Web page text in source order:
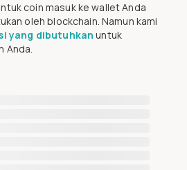
coin masuk ke wallet Anda
oleh blockchain. Namun kami
yang dibutuhkan untuk
Anda.